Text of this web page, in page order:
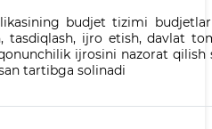
budjet tizimi
tasdiqlash, ijro etish, davlat
ijrosini nazorat
tartibga solinadi